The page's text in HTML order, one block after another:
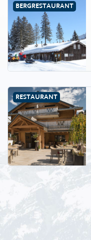
BERGRESTAURANT
RESTAURANT